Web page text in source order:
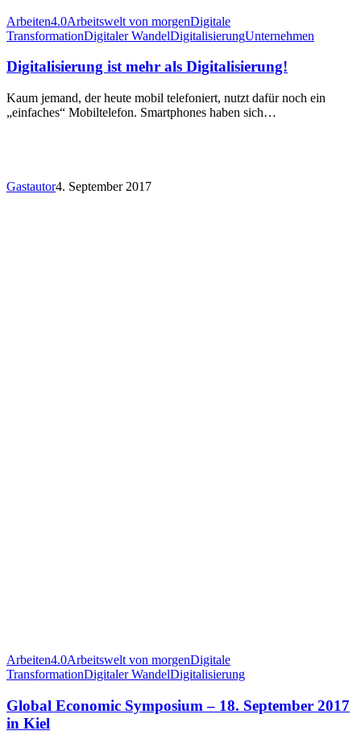
Arbeiten4.0Arbeitswelt von morgenDigitale
TransformationDigitaler WandelDigitalisierungUnternehmen
Digitalisierung ist mehr als Digitalisierung!
Kaum jemand, der heute mobil telefoniert, nutzt dafür noch ein
„einfaches“ Mobiltelefon. Smartphones haben sich…
Gastautor4. September 2017
Arbeiten4.0Arbeitswelt von morgenDigitale
TransformationDigitaler WandelDigitalisierung
Global Economic Symposium – 18. September 2017
in Kiel